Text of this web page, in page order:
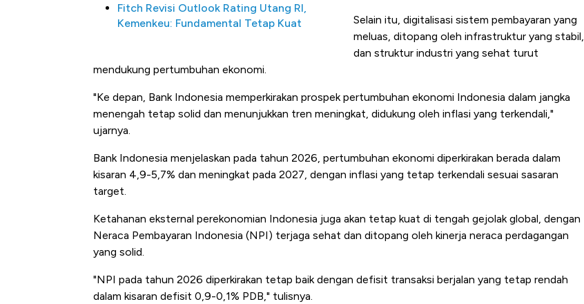
Fitch Revisi Outlook Rating Utang RI,
Kemenkeu: Fundamental Tetap Kuat
Selain itu, digitalisasi sistem pembayaran yang
meluas, ditopang oleh infrastruktur yang stabil,
dan struktur industri yang sehat turut
mendukung pertumbuhan ekonomi.
"Ke depan, Bank Indonesia memperkirakan prospek pertumbuhan ekonomi Indonesia dalam jangka
menengah tetap solid dan menunjukkan tren meningkat, didukung oleh inflasi yang terkendali,"
ujarnya.
Bank Indonesia menjelaskan pada tahun 2026, pertumbuhan ekonomi diperkirakan berada dalam
kisaran 4,9-5,7% dan meningkat pada 2027, dengan inflasi yang tetap terkendali sesuai sasaran
target.
Ketahanan eksternal perekonomian Indonesia juga akan tetap kuat di tengah gejolak global, dengan
Neraca Pembayaran Indonesia (NPI) terjaga sehat dan ditopang oleh kinerja neraca perdagangan
yang solid.
"NPI pada tahun 2026 diperkirakan tetap baik dengan defisit transaksi berjalan yang tetap rendah
dalam kisaran defisit 0,9-0,1% PDB," tulisnya.
Tembaga Terbang ke Zona Berbahaya